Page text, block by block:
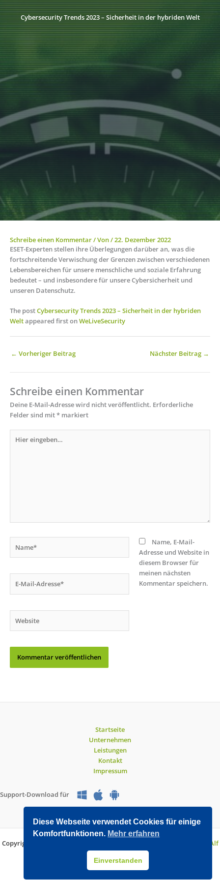
Cybersecurity Trends 2023 – Sicherheit in der hybriden Welt
Schreibe einen Kommentar/ Von/22. Dezember 2022
ESET-Experten stellen ihre Überlegungen darüber an, was die
fortschreitende Verwischung der Grenzen zwischen verschiedenen
Lebensbereichen für unsere menschliche und soziale Erfahrung
bedeutet – und insbesondere für unsere Cybersicherheit und
unseren Datenschutz.
The postCybersecurity Trends 2023 – Sicherheit in der hybriden
Weltappeared first onWeLiveSecurity
← Vorheriger Beitrag Nächster Beitrag →
Schreibe einen Kommentar
Deine E-Mail-Adresse wird nicht veröffentlicht. Erforderliche
Felder sind mit* markiert
eingeben…
Mail-
Name, E-Mail-
Adresse und Website in
diesem Browser für
meinen nächsten
Kommentar speichern.
Startseite
Unternehmen
Leistungen
Kontakt
Impressum
Support-Download für
Copyright © 2026 O&V DATEC GmbH | Entwickelt mit WordPress von
Alf
Drollinger
Diese Webseite verwendet Cookies für einige
Komfortfunktionen. Mehr erfahren
Einverstanden